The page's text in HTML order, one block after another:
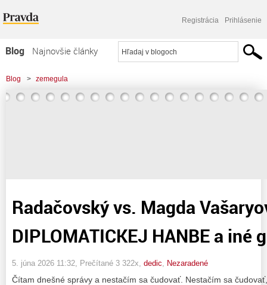
Registrácia Prihlásenie
Blog
Najnovšie články
Najčítanejšie články
Najkomentovanejšie články
Blog > zemegula
> Radačovský vs. Magda Vašaryová: O DIPLOMATICKEJ HANBE a iné glosičky
Radačovský vs. Magda
DIPLOMATICKEJ HANBE a iné
5. júna 2026 11:32 , Prečítané 3 322x, dedic Nezaradené
Čítam dnešné správy a nestačím sa čudovať. Nestačím sa